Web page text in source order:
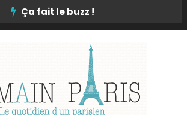
Ça fait le buzz !